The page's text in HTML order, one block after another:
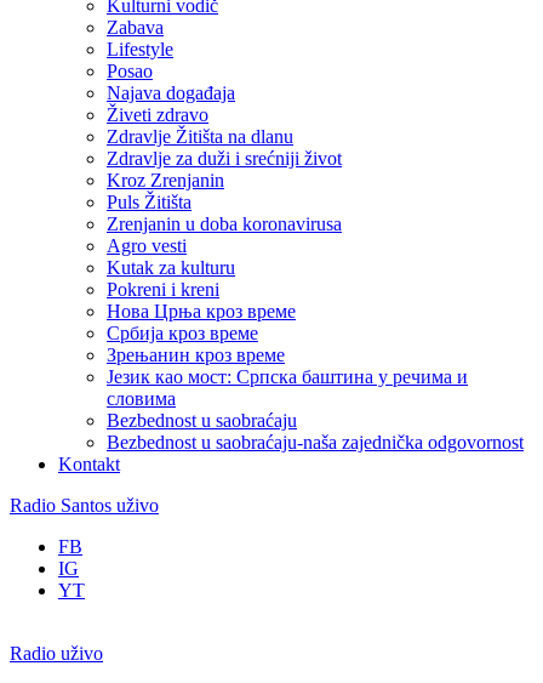
Kulturni vodič
Zabava
Lifestyle
Posao
Najava događaja
Živeti zdravo
Zdravlje Žitišta na dlanu
Zdravlje za duži i srećniji život
Kroz Zrenjanin
Puls Žitišta
Zrenjanin u doba koronavirusa
Agro vesti
Kutak za kulturu
Pokreni i kreni
Нова Црња кроз време
Србија кроз време
Зрењанин кроз време
Језик као мост: Српска баштина у речима и
словима
Bezbednost u saobraćaju
Bezbednost u saobraćaju-naša zajednička odgovornost
Kontakt
Radio Santos uživo
FB
IG
YT
Radio uživo